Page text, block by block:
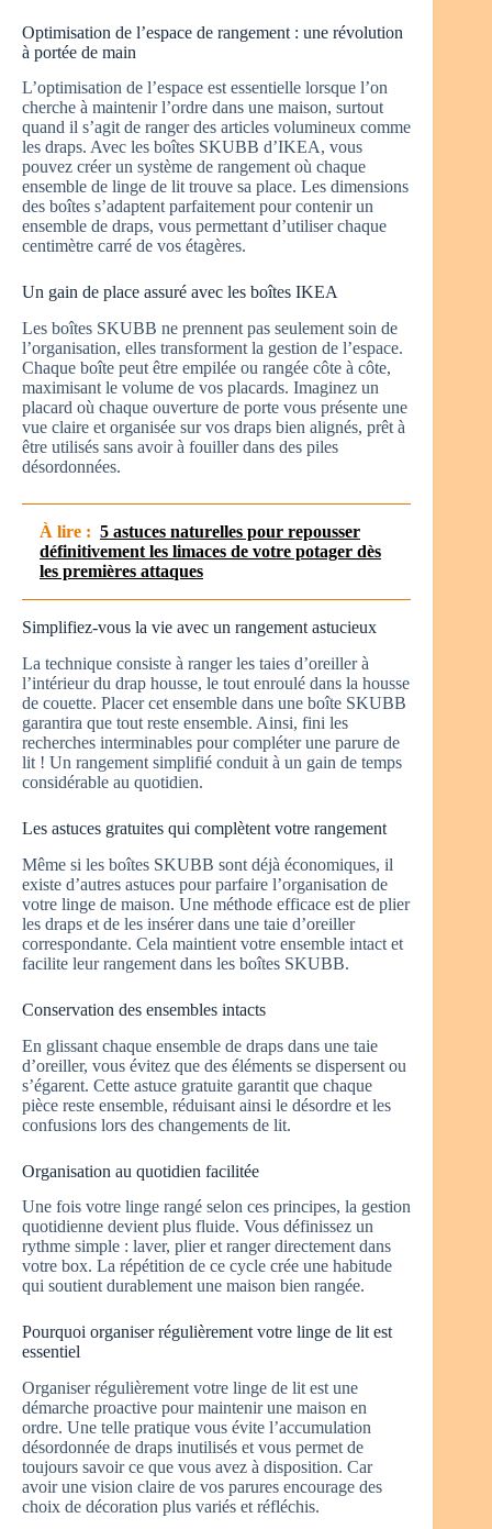
Optimisation de l’espace de rangement : une révolution
à portée de main
L’optimisation de l’espace est essentielle lorsque l’on
cherche à maintenir l’ordre dans une maison, surtout
quand il s’agit de ranger des articles volumineux comme
les draps. Avec les boîtes SKUBB d’IKEA, vous
pouvez créer un système de rangement où chaque
ensemble de linge de lit trouve sa place. Les dimensions
des boîtes s’adaptent parfaitement pour contenir un
ensemble de draps, vous permettant d’utiliser chaque
centimètre carré de vos étagères.
Un gain de place assuré avec les boîtes IKEA
Les boîtes SKUBB ne prennent pas seulement soin de
l’organisation, elles transforment la gestion de l’espace.
Chaque boîte peut être empilée ou rangée côte à côte,
maximisant le volume de vos placards. Imaginez un
placard où chaque ouverture de porte vous présente une
vue claire et organisée sur vos draps bien alignés, prêt à
être utilisés sans avoir à fouiller dans des piles
désordonnées.
À lire : 5 astuces naturelles pour repousser
définitivement les limaces de votre potager dès
les premières attaques
Simplifiez-vous la vie avec un rangement astucieux
La technique consiste à ranger les taies d’oreiller à
l’intérieur du drap housse, le tout enroulé dans la housse
de couette. Placer cet ensemble dans une boîte SKUBB
garantira que tout reste ensemble. Ainsi, fini les
recherches interminables pour compléter une parure de
lit ! Un rangement simplifié conduit à un gain de temps
considérable au quotidien.
Les astuces gratuites qui complètent votre rangement
Même si les boîtes SKUBB sont déjà économiques, il
existe d’autres astuces pour parfaire l’organisation de
votre linge de maison. Une méthode efficace est de plier
les draps et de les insérer dans une taie d’oreiller
correspondante. Cela maintient votre ensemble intact et
facilite leur rangement dans les boîtes SKUBB.
Conservation des ensembles intacts
En glissant chaque ensemble de draps dans une taie
d’oreiller, vous évitez que des éléments se dispersent ou
s’égarent. Cette astuce gratuite garantit que chaque
pièce reste ensemble, réduisant ainsi le désordre et les
confusions lors des changements de lit.
Organisation au quotidien facilitée
Une fois votre linge rangé selon ces principes, la gestion
quotidienne devient plus fluide. Vous définissez un
rythme simple : laver, plier et ranger directement dans
votre box. La répétition de ce cycle crée une habitude
qui soutient durablement une maison bien rangée.
Pourquoi organiser régulièrement votre linge de lit est
essentiel
Organiser régulièrement votre linge de lit est une
démarche proactive pour maintenir une maison en
ordre. Une telle pratique vous évite l’accumulation
désordonnée de draps inutilisés et vous permet de
toujours savoir ce que vous avez à disposition. Car
avoir une vision claire de vos parures encourage des
choix de décoration plus variés et réfléchis.